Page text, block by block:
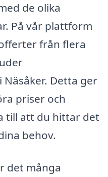
de olika
På vår plattform
från flera
Detta ger
priser och
till att du hittar det
behov.
det många